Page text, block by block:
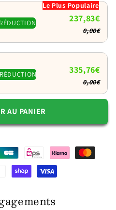
Le Plus Populaire
237,83€
0,00€
335,76€
0,00€
AU PANIER